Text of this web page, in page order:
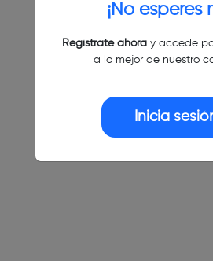
¡No esperes
Regístrate ahoray accede
a lo mejor de nuestro
Inicia